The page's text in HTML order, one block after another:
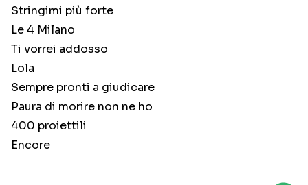
Stringimi più forte
Le 4 Milano
Ti vorrei addosso
Lola
Sempre pronti a giudicare
Paura di morire non ne ho
400 proiettili
Encore